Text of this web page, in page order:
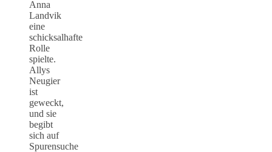
Anna
Landvik
eine
schicksalhafte
Rolle
spielte.
Allys
Neugier
ist
geweckt,
und sie
begibt
sich auf
Spurensuche